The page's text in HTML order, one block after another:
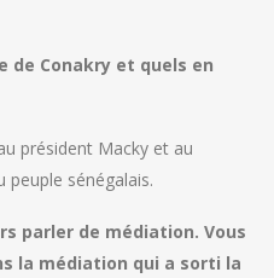
de Conakry et quels en
président Macky et au
peuple sénégalais.
parler de médiation. Vous
la médiation qui a sorti la